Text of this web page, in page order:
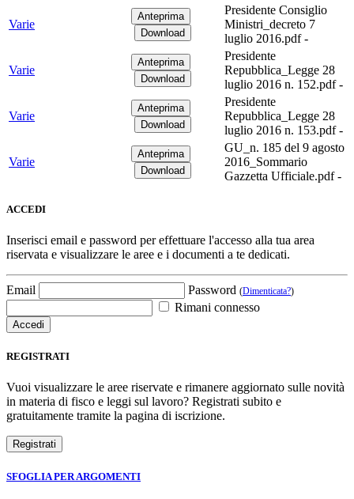
Varie
Presidente Consiglio
Ministri_decreto 7
luglio 2016.pdf -
Varie
Presidente
Repubblica_Legge 28
luglio 2016 n. 152.pdf -
Varie
Presidente
Repubblica_Legge 28
luglio 2016 n. 153.pdf -
Varie
GU_n. 185 del 9 agosto
2016_Sommario
Gazzetta Ufficiale.pdf -
ACCEDI
Inserisci email e password per effettuare l'accesso alla tua area
riservata e visualizzare le aree e i documenti a te dedicati.
Email Password (Dimenticata?)
Rimani connesso
REGISTRATI
Vuoi visualizzare le aree riservate e rimanere aggiornato sulle novità
in materia di fisco e leggi sul lavoro? Registrati subito e
gratuitamente tramite la pagina di iscrizione.
SFOGLIA PER ARGOMENTI